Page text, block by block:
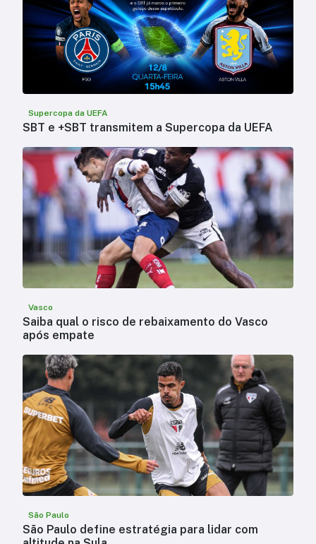
Supercopa da UEFA
SBT e +SBT transmitem a Supercopa da UEFA
Vasco
Saiba qual o risco de rebaixamento do Vasco
após empate
São Paulo
São Paulo define estratégia para lidar com